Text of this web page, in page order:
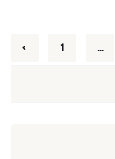
Posts
< 1 …